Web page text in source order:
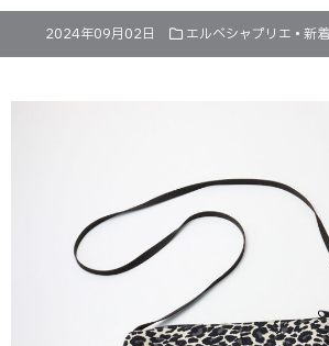
2024年09月02日 エルベシャプリエ • 新